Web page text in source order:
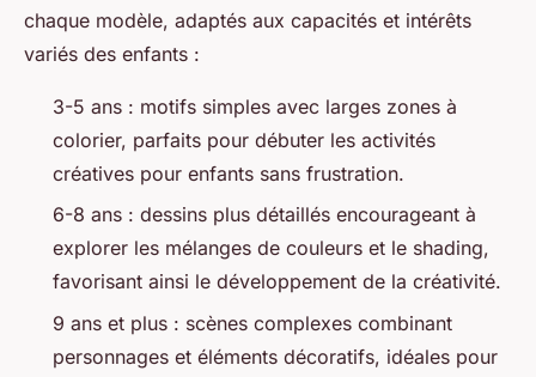
chaque modèle, adaptés aux capacités et intérêts
variés des enfants :
3-5 ans : motifs simples avec larges zones à
colorier, parfaits pour débuter les activités
créatives pour enfants sans frustration.
6-8 ans : dessins plus détaillés encourageant à
explorer les mélanges de couleurs et le shading,
favorisant ainsi le développement de la créativité.
9 ans et plus : scènes complexes combinant
personnages et éléments décoratifs, idéales pour